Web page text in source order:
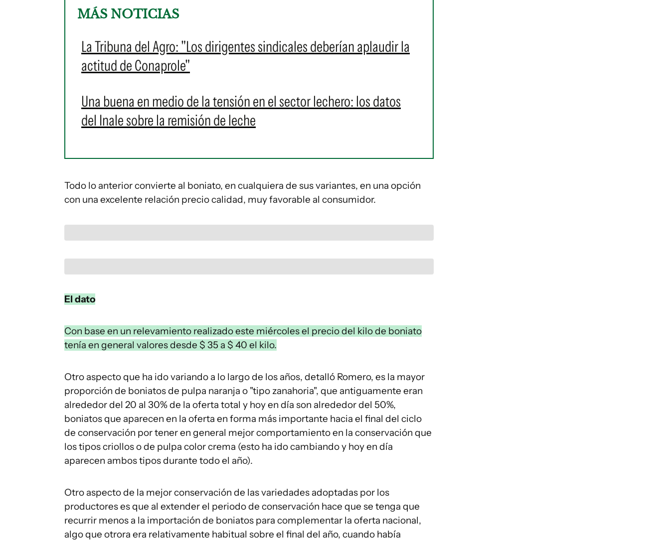
MÁS NOTICIAS
La Tribuna del Agro: "Los dirigentes sindicales deberían aplaudir la
actitud de Conaprole"
Una buena en medio de la tensión en el sector lechero: los datos
del Inale sobre la remisión de leche
Todo lo anterior convierte al boniato, en cualquiera de sus variantes, en una opción
con una excelente relación precio calidad, muy favorable al consumidor.
El dato
Con base en un relevamiento realizado este miércoles el precio del kilo de boniato
tenía en general valores desde $ 35 a $ 40 el kilo.
Otro aspecto que ha ido variando a lo largo de los años, detalló Romero, es la mayor
proporción de boniatos de pulpa naranja o "tipo zanahoria", que antiguamente eran
alrededor del 20 al 30% de la oferta total y hoy en día son alrededor del 50%,
boniatos que aparecen en la oferta en forma más importante hacia el final del ciclo
de conservación por tener en general mejor comportamiento en la conservación que
los tipos criollos o de pulpa color crema (esto ha ido cambiando y hoy en día
aparecen ambos tipos durante todo el año).
Otro aspecto de la mejor conservación de las variedades adoptadas por los
productores es que al extender el periodo de conservación hace que se tenga que
recurrir menos a la importación de boniatos para complementar la oferta nacional,
algo que otrora era relativamente habitual sobre el final del año, cuando había